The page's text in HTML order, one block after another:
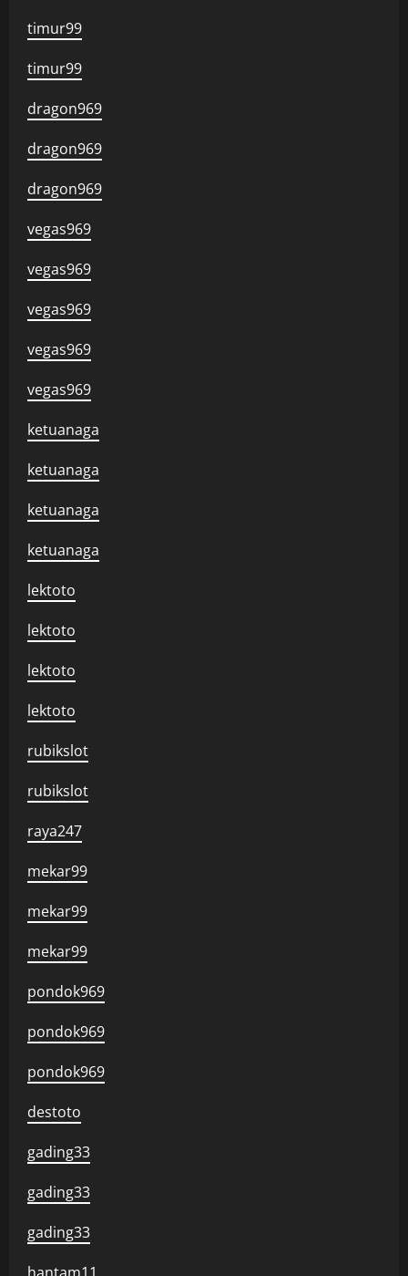
timur99
timur99
dragon969
dragon969
dragon969
vegas969
vegas969
vegas969
vegas969
vegas969
ketuanaga
ketuanaga
ketuanaga
ketuanaga
lektoto
lektoto
lektoto
lektoto
rubikslot
rubikslot
raya247
mekar99
mekar99
mekar99
pondok969
pondok969
pondok969
destoto
gading33
gading33
gading33